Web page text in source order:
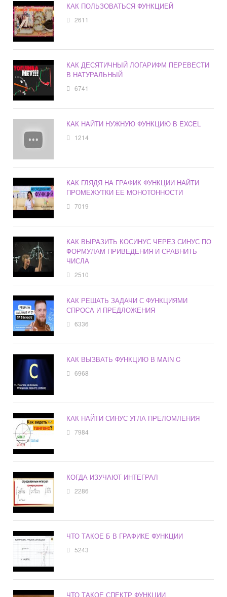
КАК ПОЛЬЗОВАТЬСЯ ФУНКЦИЕЙ
2611
КАК ДЕСЯТИЧНЫЙ ЛОГАРИФМ ПЕРЕВЕСТИ
В НАТУРАЛЬНЫЙ
6741
КАК НАЙТИ НУЖНУЮ ФУНКЦИЮ В EXCEL
1214
КАК ГЛЯДЯ НА ГРАФИК ФУНКЦИИ НАЙТИ
ПРОМЕЖУТКИ ЕЕ МОНОТОННОСТИ
7019
КАК ВЫРАЗИТЬ КОСИНУС ЧЕРЕЗ СИНУС ПО
ФОРМУЛАМ ПРИВЕДЕНИЯ И СРАВНИТЬ
ЧИСЛА
2510
КАК РЕШАТЬ ЗАДАЧИ С ФУНКЦИЯМИ
СПРОСА И ПРЕДЛОЖЕНИЯ
6336
КАК ВЫЗВАТЬ ФУНКЦИЮ В MAIN C
6968
КАК НАЙТИ СИНУС УГЛА ПРЕЛОМЛЕНИЯ
7984
КОГДА ИЗУЧАЮТ ИНТЕГРАЛ
2286
ЧТО ТАКОЕ Б В ГРАФИКЕ ФУНКЦИИ
5243
ЧТО ТАКОЕ СПЕКТР ФУНКЦИИ